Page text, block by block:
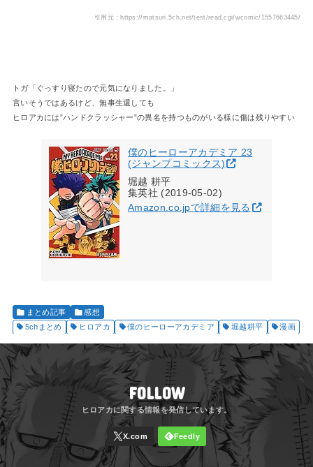
引用元：https://matsuri.5ch.net/test/read.cgi/wcomic/1557663445/
トガ「ぐっすり寝たので元気になりました。」
言いそうではあるけど、無事生還しても
ヒロアカには”ハンドクラッシャー”の異名を持つものがいる様に傷は残りやすい
僕のヒーローアカデミア 23
(ジャンプコミックス)
堀越 耕平
集英社 (2019-05-02)
Amazon.co.jpで詳細を見る
まとめ記事
感想
5chまとめ
ヒロアカ 僕のヒーローアカデミア 堀越耕平 漫画
FOLLOW